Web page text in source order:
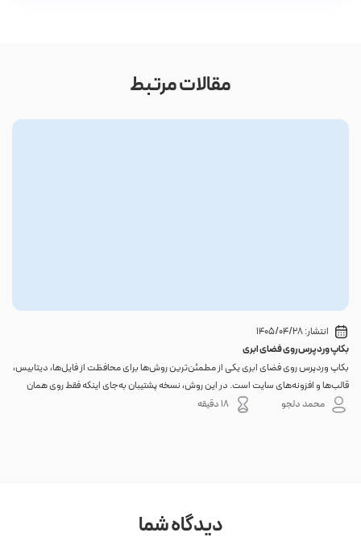
مقالات مرتبط
انتشار:1405/04/28
بکاپ وردپرس روی فضای ابری
بکاپ وردپرس روی فضای ابری یکی از مطمئن‌ترین روش‌ها برای محافظت از فایل‌ها، دیتابیس،
قالب‌ها و افزونه‌های سایت است. در این روش، نسخه پشتیبان به‌جای اینکه فقط روی همان
هاست اصلی باقی بماند، به یک فضای جداگانه منتقل می‌شود؛ بنابراین خرابی سرور، هک
محمد دلجو 18 دقیقه
دیدگاه شما